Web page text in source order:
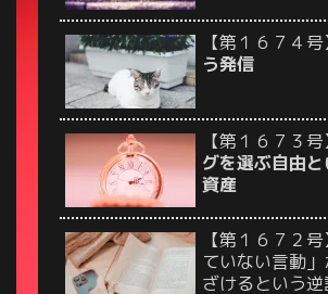
【第１６７４号
う発信
【第１６７３号
グを選ぶ自由
資産
【第１６７２
ていない言動
ざけるという逆